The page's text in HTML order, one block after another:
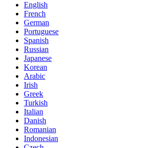
English
French
German
Portuguese
Spanish
Russian
Japanese
Korean
Arabic
Irish
Greek
Turkish
Italian
Danish
Romanian
Indonesian